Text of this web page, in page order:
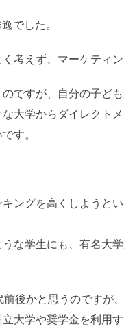
でした。
考えず、マーケティ
ですが、自分の子ど
大学からダイレクトメ
す。
ングを高くしようとい
な学生にも、有名大
後かと思うのですが
大学や奨学金を利用